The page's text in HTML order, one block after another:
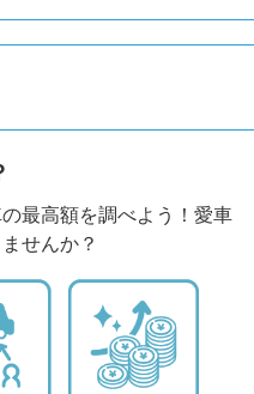
最高額を調べよう！愛車
せんか？